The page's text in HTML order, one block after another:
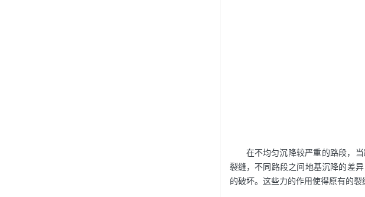
在不均匀沉降较严重的路段，
裂缝，不同路段之间地基沉降的差
的破坏。这些力的作用使得原有的